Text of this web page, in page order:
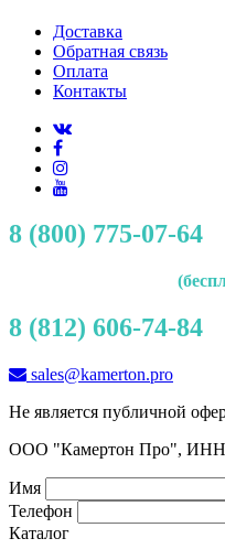
Доставка
Обратная связь
Оплата
Контакты
8 (800) 775-07-64
8 (812) 606-74-84
sales@kamerton.pro
Не является публичной
ООО "Камертон Про", ИНН
Имя
Телефон
Каталог